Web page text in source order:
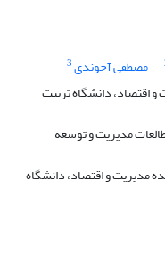
مصطفی آخوندی3
اقتصاد، دانشگاه تربیت
مدیریت و توسعه
مدیریت و اقتصاد، دانشگاه